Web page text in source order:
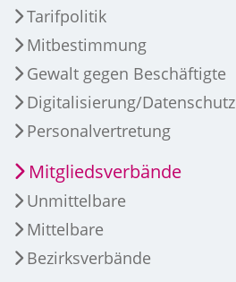
Tarifpolitik
Mitbestimmung
Gewalt gegen Beschäftigte
Digitalisierung/Datenschutz
Personalvertretung
Mitgliedsverbände
Unmittelbare
Mittelbare
Bezirksverbände